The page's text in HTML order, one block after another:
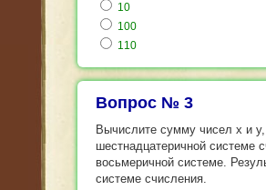
10
100
110
Вопрос № 3
Вычислите сумму чисел x и
шестнадцатеричной системе
восьмеричной системе.
системе счисления.